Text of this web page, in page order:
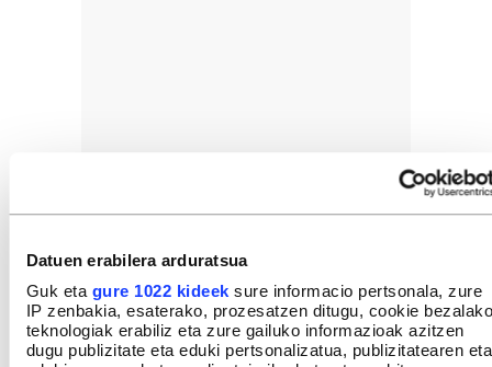
Datuen erabilera arduratsua
Guk eta gure 1022 kideek sure informacio pertsonala, zure
IP zenbakia, esaterako, prozesatzen ditugu, cookie bezalako
teknologiak erabiliz eta zure gailuko informazioak azitzen
dugu publizitate eta eduki pertsonalizatua, publizitatearen eta